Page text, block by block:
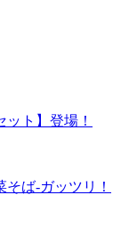
ト】登場！
ば-ガッツリ！